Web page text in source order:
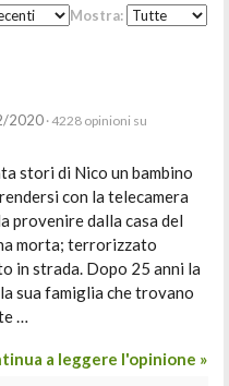
Mostra:
2020· 4228 opinioni su
stori di Nico un bambino
con la telecamera
provenire dalla casa del
morta; terrorizzato
in strada. Dopo 25 anni la
sua famiglia che trovano
…
a leggere l'opinione »